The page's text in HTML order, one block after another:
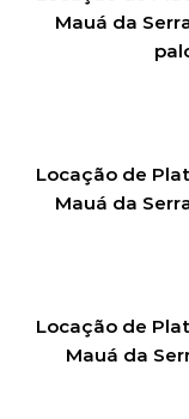
Mauá da
Locação de
Mauá da
Locação de
Mauá da